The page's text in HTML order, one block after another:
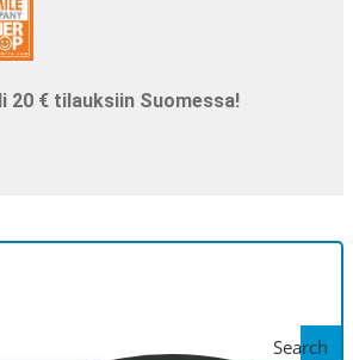
20 € tilauksiin Suomessa!
Search